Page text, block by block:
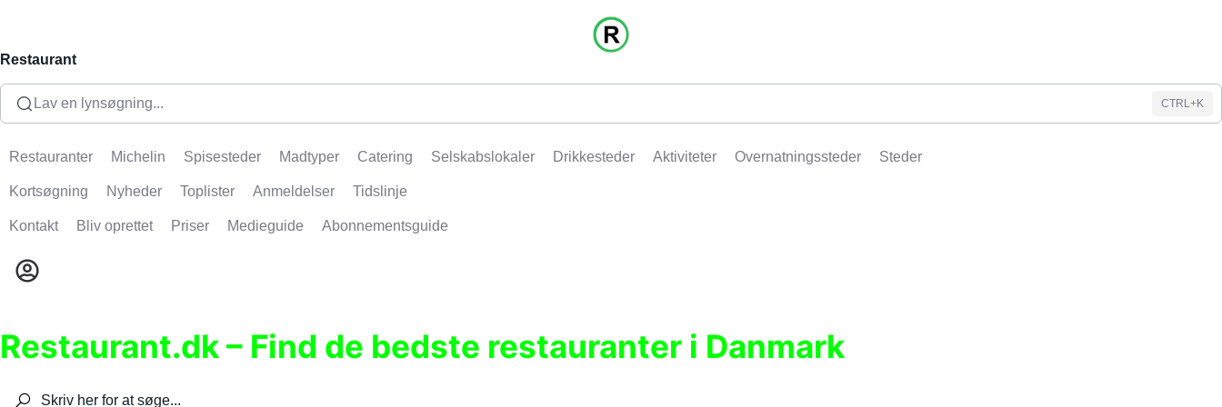
Restaurant
Lav en lynsøgning... CTRL+K
Restauranter Michelin Spisesteder Madtyper Catering Selskabslokaler Drikkesteder Aktiviteter Overnatningssteder Steder
Kortsøgning Nyheder Toplister Anmeldelser Tidslinje
Kontakt Bliv oprettet Priser Medieguide Abonnementsguide
Restaurant.dk – Find de bedste restauranter i Danmark